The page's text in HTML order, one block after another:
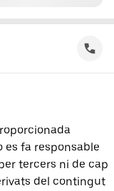
es fa responsable
tercers ni de cap
del contingut